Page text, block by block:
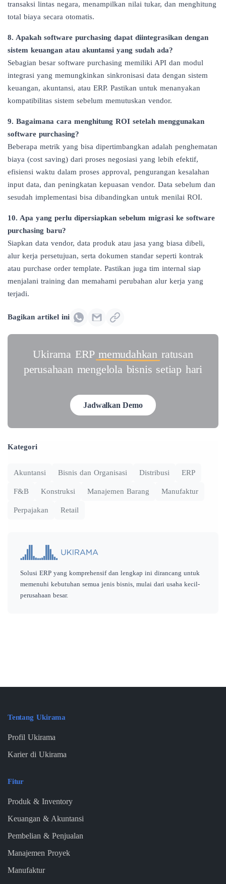
transaksi lintas negara, menampilkan nilai tukar, dan menghitung
total biaya secara otomatis.
8. Apakah software purchasing dapat diintegrasikan dengan
sistem keuangan atau akuntansi yang sudah ada?
Sebagian besar software purchasing memiliki API dan modul
integrasi yang memungkinkan sinkronisasi data dengan sistem
keuangan, akuntansi, atau ERP. Pastikan untuk menanyakan
kompatibilitas sistem sebelum memutuskan vendor.
9. Bagaimana cara menghitung ROI setelah menggunakan
software purchasing?
Beberapa metrik yang bisa dipertimbangkan adalah penghematan
biaya (cost saving) dari proses negosiasi yang lebih efektif,
efisiensi waktu dalam proses approval, pengurangan kesalahan
input data, dan peningkatan kepuasan vendor. Data sebelum dan
sesudah implementasi bisa dibandingkan untuk menilai ROI.
10. Apa yang perlu dipersiapkan sebelum migrasi ke software
purchasing baru?
Siapkan data vendor, data produk atau jasa yang biasa dibeli,
alur kerja persetujuan, serta dokumen standar seperti kontrak
atau purchase order template. Pastikan juga tim internal siap
menjalani training dan memahami perubahan alur kerja yang
terjadi.
Bagikan artikel ini
Ukirama ERP memudahkan ratusan
perusahaan mengelola bisnis setiap hari
Jadwalkan Demo
Kategori
Akuntansi Bisnis dan Organisasi Distribusi ERP
F&B Konstruksi Manajemen Barang Manufaktur
Perpajakan Retail
Solusi ERP yang komprehensif dan lengkap ini dirancang untuk
memenuhi kebutuhan semua jenis bisnis, mulai dari usaha kecil-
perusahaan besar.
Tentang Ukirama
Profil Ukirama
Karier di Ukirama
Fitur
Produk & Inventory
Keuangan & Akuntansi
Pembelian & Penjualan
Manajemen Proyek
Manufaktur